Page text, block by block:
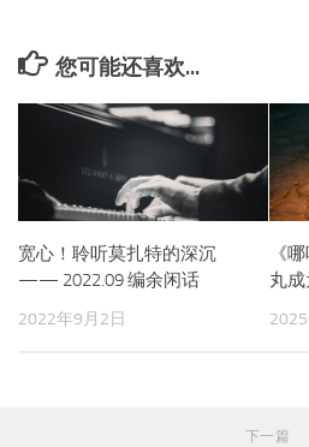
您可能还喜欢...
宽心！聆听莫扎特的深沉
—— 2022.09 编余闲话
2022年9月2日
《
丸
下一篇